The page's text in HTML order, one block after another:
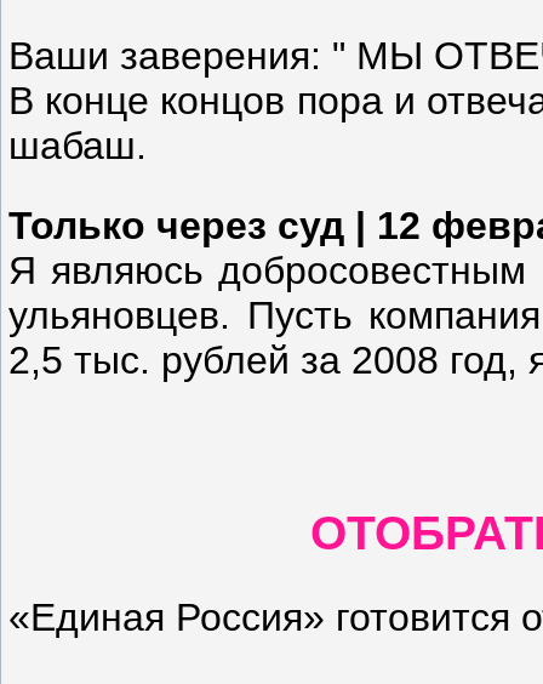
Ваши заверения: " МЫ
В конце концов пора и
шабаш.
Только через суд | 12
Я являюсь добросовестным
ульяновцев. Пусть
2,5 тыс. рублей за 2008
«Единая Россия» готовится